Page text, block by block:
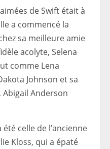
de Swift était à
a commencé la
sa meilleure amie
acolyte, Selena
comme Lena
Johnson et sa
Abigail Anderson
celle de l’ancienne
Kloss, qui a épaté